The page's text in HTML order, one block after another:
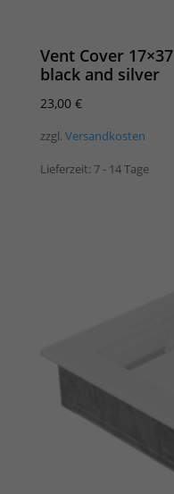
Vent Cover 17×37
black and silver
23,00 €
zzgl. Versandkosten
Lieferzeit: 7 - 14 Tage